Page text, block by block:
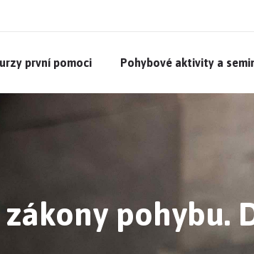
první pomoci Pohybové aktivity a
pohybu.